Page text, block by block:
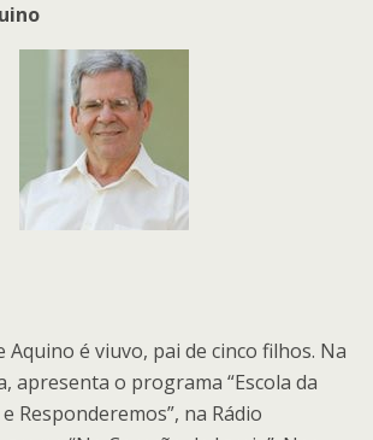
Aquino é viuvo, pai de cinco filhos. Na
apresenta o programa “Escola da
Responderemos”, na Rádio